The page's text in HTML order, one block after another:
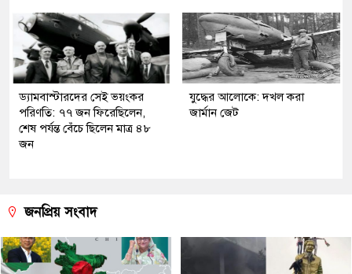
ড্যামবাস্টারদের সেই ভয়ংকর
পরিণতি: ৭৭ জন ফিরেছিলেন,
শেষ পর্যন্ত বেঁচে ছিলেন মাত্র ৪৮
জন
যুদ্ধের আলোকে: দখল করা
জার্মান জেট
জনপ্রিয় সংবাদ